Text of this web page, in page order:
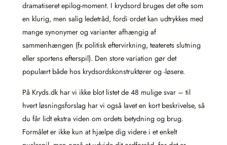
dramatiseret epilog‑moment. I krydsord bruges det ofte som
en klurig, men salig ledetråd, fordi ordet kan udtrykkes med
mange synonymer og varianter afhængig af
sammenhængen (fx politisk eftervirkning, teaterets slutning
eller sportens efterspil). Den store variation gør det
populært både hos krydsordskonstruktører og -løsere.
På Kryds.dk har vi ikke blot listet de 48 mulige svar – til
hvert løsningsforslag har vi også lavet en kort beskrivelse, så
du får lidt ekstra viden om ordets betydning og brug.
Formålet er ikke kun at hjælpe dig videre i et enkelt